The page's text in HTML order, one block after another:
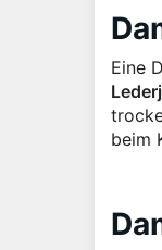
Eine
beim